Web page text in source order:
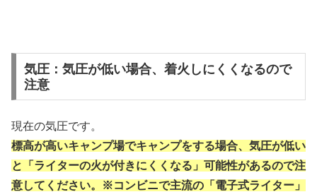
気圧：気圧が低い場合、着火しにくくなるので
注意
現在の気圧です。
標高が高いキャンプ場でキャンプをする場合、気圧が低い
と「ライターの火が付きにくくなる」可能性があるので注
意してください。※コンビニで主流の「電子式ライター」